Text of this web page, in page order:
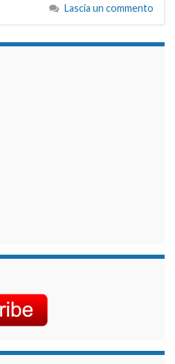
Lascia un commento